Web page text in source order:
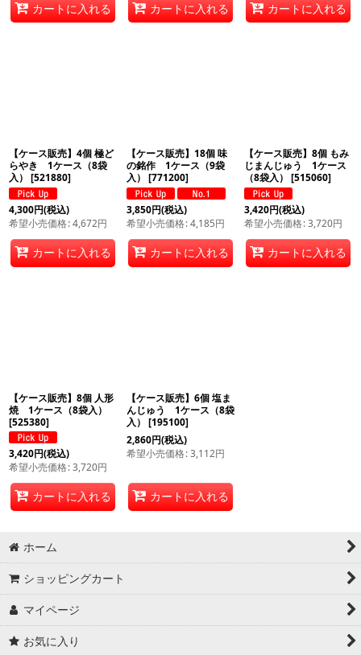
カートに入れる カートに入れる カートに入れる
【ケース販売】4個 極ど
らやき 1ケース（8袋
入）
[521880]
4,300円(税込)
希望小売価格:4,672円
カートに入れる
【ケース販売】18個 味
の銘作 1ケース（9袋
入）
[771200]
3,850円(税込)
希望小売価格:4,185円
カートに入れる
【ケース販売】8個 もみ
じまんじゅう 1ケース
（8袋入）
[515060]
3,420円(税込)
希望小売価格:3,720円
カートに入れる
【ケース販売】8個 人形
焼 1ケース（8袋入）
[525380]
3,420円(税込)
希望小売価格:3,720円
カートに入れる
【ケース販売】6個 塩ま
んじゅう 1ケース（8袋
入）
[195100]
2,860円(税込)
希望小売価格:3,112円
カートに入れる
ホーム
ショッピングカート
マイページ
お気に入り